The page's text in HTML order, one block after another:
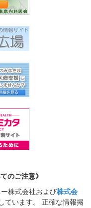
のご注意》
株式会社および株式会
ています。 正確な情報掲